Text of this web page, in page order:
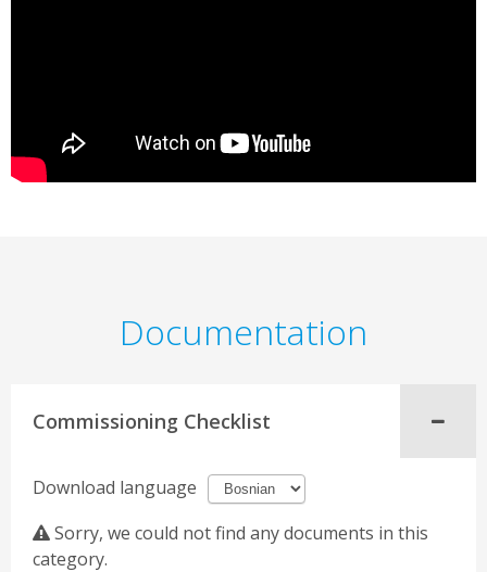
Documentation
Commissioning Checklist
Download language
Sorry, we could not find any documents in this
category.